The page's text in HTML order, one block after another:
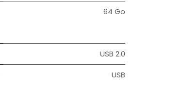
64 Go
USB 2.0
USB